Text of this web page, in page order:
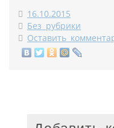
16.10.2015
Без рубрики
Оставить